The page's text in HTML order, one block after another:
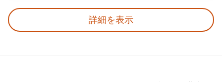
詳細を表示